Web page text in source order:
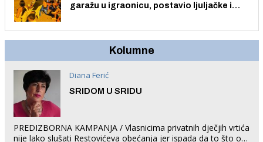
garažu u igraonicu, postavio ljuljačke i
Kolumne
Diana Ferić
SRIDOM U SRIDU
PREDIZBORNA KAMPANJA / Vlasnicima privatnih dječjih vrtića
nije lako slušati Restovićeva obećanja jer ispada da to što oni